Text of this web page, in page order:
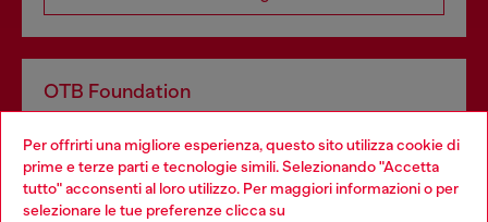
Per offrirti una migliore esperienza, questo sito utilizza cookie di
prime e terze parti e tecnologie simili. Selezionando "Accetta
tutto" acconsenti al loro utilizzo. Per maggiori informazioni o per
selezionare le tue preferenze clicca su
OTB Foundation
profit del gruppo OTB che sostiene progetti concreti per
giovani, donne, inclusione ed emergenze in tutto il mondo.
Choose your location